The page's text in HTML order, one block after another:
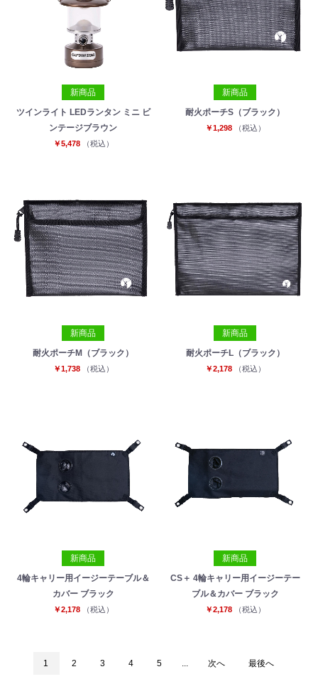
新商品
ツインライト LEDランタン ミニ ビ
ンテージブラウン
￥5,478 （税込）
新商品
耐火ポーチS（ブラック）
￥1,298 （税込）
新商品
耐火ポーチM（ブラック）
￥1,738 （税込）
新商品
耐火ポーチL（ブラック）
￥2,178 （税込）
新商品
4輪キャリー用イージーテーブル＆
カバー ブラック
￥2,178 （税込）
新商品
CS＋ 4輪キャリー用イージーテー
ブル＆カバー ブラック
￥2,178 （税込）
1 2 3 4 5 次へ 最後へ